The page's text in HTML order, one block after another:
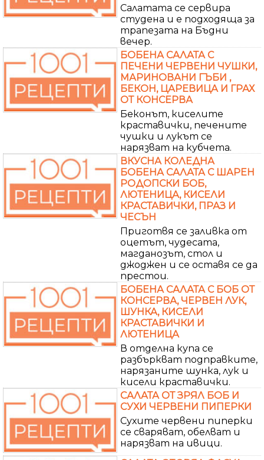
Салатата се сервира
студена и е подходяща за
трапезата на Бъдни
вечер.
БОБЕНА САЛАТА С
ПЕЧЕНИ ЧЕРВЕНИ ЧУШКИ,
МАРИНОВАНИ ГЪБИ ,
БЕКОН, ЦАРЕВИЦА И ГРАХ
ОТ КОНСЕРВА
Беконът, киселите
краставички, печените
чушки и лукът се
нарязват на кубчета.
ВКУСНА КОЛЕДНА
БОБЕНА САЛАТА С ШАРЕН
РОДОПСКИ БОБ,
ЛЮТЕНИЦА, КИСЕЛИ
КРАСТАВИЧКИ, ПРАЗ И
ЧЕСЪН
Приготвя се заливка от
оцетът, чудесата,
магданозът, стол и
джоджен и се оставя се да
престои.
БОБЕНА САЛАТА С БОБ ОТ
КОНСЕРВА, ЧЕРВЕН ЛУК,
ШУНКА, КИСЕЛИ
КРАСТАВИЧКИ И
ЛЮТЕНИЦА
В отделна купа се
разбъркват подправките,
нарязаните шунка, лук и
кисели краставички.
САЛАТА ОТ ЗРЯЛ БОБ И
СУХИ ЧЕРВЕНИ ПИПЕРКИ
Сухите червени пиперки
се сваряват, обелват и
нарязват на ивици.